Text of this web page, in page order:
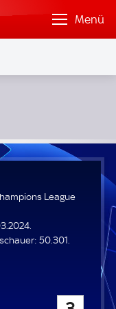
Menü
League
League
Z
50.301.